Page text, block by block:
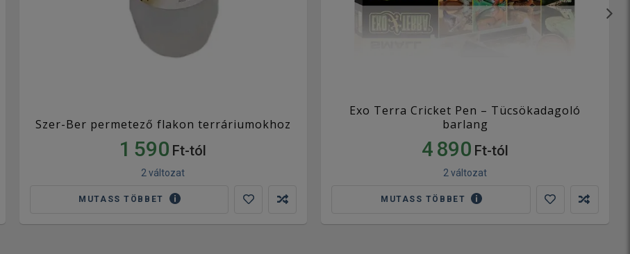
Szer-Ber permetező flakon terráriumokhoz
1 590 Ft-tól
2 változat
MUTASS TÖBBET
Exo Terra Cricket Pen – Tücsökadagoló
barlang
4 890 Ft-tól
2 változat
MUTASS TÖBBET